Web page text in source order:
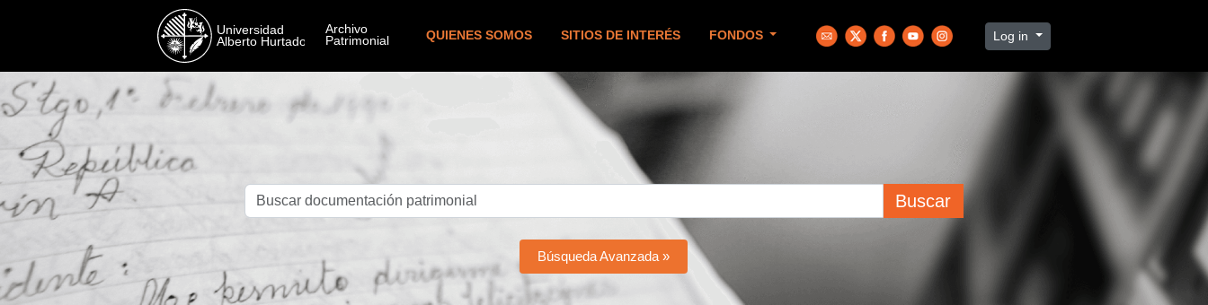
QUIENES SOMOS SITIOS DE INTERÉS FONDOS Log in
Buscar
Búsqueda Avanzada »